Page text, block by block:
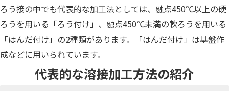
ろう接の中でも代表的な加工法としては、融点450℃以上の硬
ろうを用いる「ろう付け」、融点450℃未満の軟ろうを用いる
「はんだ付け」の2種類があります。「はんだ付け」は基盤作
成などに用いられています。
代表的な溶接加工方法の紹介